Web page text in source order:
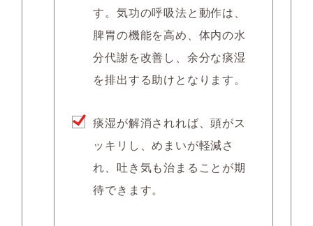
す。気功の呼吸法と動作は、
脾胃の機能を高め、体内の水
分代謝を改善し、余分な痰湿
を排出する助けとなります。
痰湿が解消されれば、頭がス
ッキリし、めまいが軽減さ
れ、吐き気も治まることが期
待できます。